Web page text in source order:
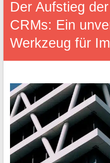
Der Aufstieg
CRMs: Ein
Werkzeug für